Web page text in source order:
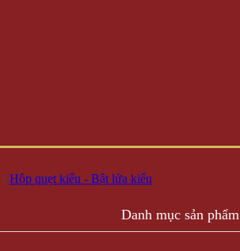
/ Hộp quẹt kiểu - Bật lửa kiểu
Danh mục sản phẩm